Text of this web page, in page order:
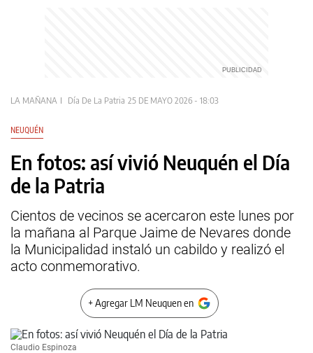
LA MAÑANA Día De La Patria 25 DE MAYO 2026 - 18:03
NEUQUÉN
En fotos: así vivió Neuquén el Día
de la Patria
Cientos de vecinos se acercaron este lunes por
la mañana al Parque Jaime de Nevares donde
la Municipalidad instaló un cabildo y realizó el
acto conmemorativo.
+ Agregar LM Neuquen en
Claudio Espinoza